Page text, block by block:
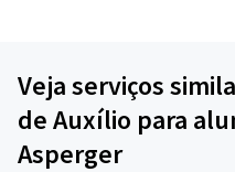
Veja serviços
de Auxílio para
Asperger